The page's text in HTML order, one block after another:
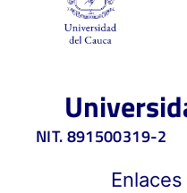
NIT. 891500319-2